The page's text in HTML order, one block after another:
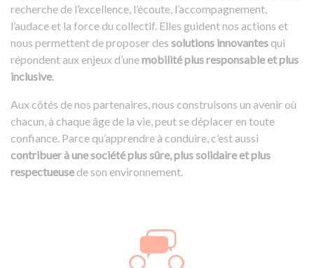
recherche de l’excellence, l’écoute, l’accompagnement,
l’audace et la force du collectif. Elles guident nos actions et
nous permettent de proposer des solutions innovantes qui
répondent aux enjeux d’unemobilité plus responsable et plus
inclusive.
Aux côtés de nos partenaires, nous construisons un avenir où
chacun, à chaque âge de la vie, peut se déplacer en toute
confiance. Parce qu’apprendre à conduire, c’est aussi
contribuer à une société plus sûre, plus solidaire et plus
respectueuse de son environnement.